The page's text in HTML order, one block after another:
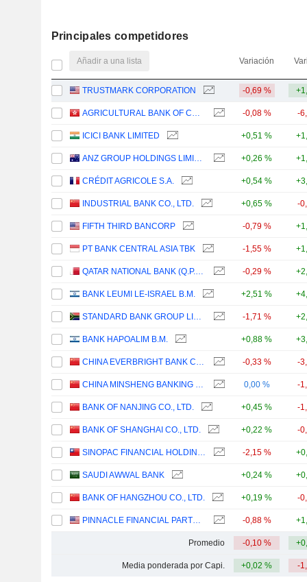
Principales competidores
Añadir a una lista Variación
TRUSTMARK CORPORATION -0,69 %
AGRICULTURAL BANK OF CHINA LIMITED -0,08 % -
ICICI BANK LIMITED +0,51 %
ANZ GROUP HOLDINGS LIMITED +0,26 %
CRÉDIT AGRICOLE S.A. +0,54 %
INDUSTRIAL BANK CO., LTD. +0,65 % -
FIFTH THIRD BANCORP -0,79 %
PT BANK CENTRAL ASIA TBK -1,55 %
QATAR NATIONAL BANK (Q.P.S.C.) -0,29 %
BANK LEUMI LE-ISRAEL B.M. +2,51 %
STANDARD BANK GROUP LIMITED -1,71 %
BANK HAPOALIM B.M. +0,88 %
CHINA EVERBRIGHT BANK COMPANY LIMITED -0,33 % -
CHINA MINSHENG BANKING CORP., LTD. 0,00 % -
BANK OF NANJING CO., LTD. +0,45 % -
BANK OF SHANGHAI CO., LTD. +0,22 % -
SINOPAC FINANCIAL HOLDINGS COMPANY LIMITED -2,15 %
SAUDI AWWAL BANK +0,24 %
BANK OF HANGZHOU CO., LTD. +0,19 % -
PINNACLE FINANCIAL PARTNERS, INC. -0,88 %
Promedio -0,10 %
Media ponderada por Capi. +0,02 % -